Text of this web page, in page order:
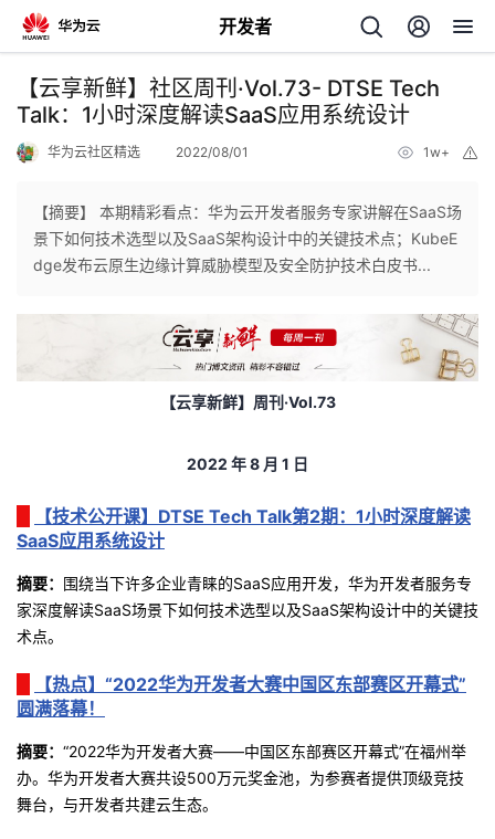
开发者
返
回
个
人
我
者
我
的
博
客
我
的
论
坛
我
的
圈
我
的
我
【云享新鲜】社区周刊·Vol.73- DTSE Tech
Talk：1小时深度解读SaaS应用系统设计
华为云社区精选 2022/08/01 1w+
【摘要】 本期精彩看点：华为云开发者服务专家讲解在SaaS场
景下如何技术选型以及SaaS架构设计中的关键技术点；KubeE
dge发布云原生边缘计算威胁模型及安全防护技术白皮书...
【云享新鲜】周刊 ·Vol.73
2022 年8 月 1 日
【技术公开课】 DTSE Tech Talk第2期：1小时深度解读
SaaS应用系统设计
摘要： 围绕当下许多企业青睐的SaaS应用开发，华为开发者服务专
家深度解读SaaS场景下如何技术选型以及SaaS架构设计中的关键技
术点。
【热点】“2022华为开发者大赛中国区东部赛区开幕式”
圆满落幕！
摘要： “2022华为开发者大赛——中国区东部赛区开幕式”在福州举
办。华为开发者大赛共设500万元奖金池，为参赛者提供顶级竞技
舞台，与开发者共建云生态。